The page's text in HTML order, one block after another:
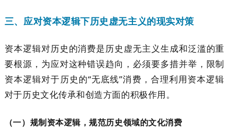
三、应对资本逻辑下历史虚无主义的现实对策
资本逻辑对历史的消费是历史虚无主义生成和泛滥的重
要根源，为应对这种错误趋向，必须要多措并举，限制
资本逻辑对于历史的“无底线”消费，合理利用资本逻辑
对于历史文化传承和创造方面的积极作用。
（一）规制资本逻辑，规范历史领域的文化消费